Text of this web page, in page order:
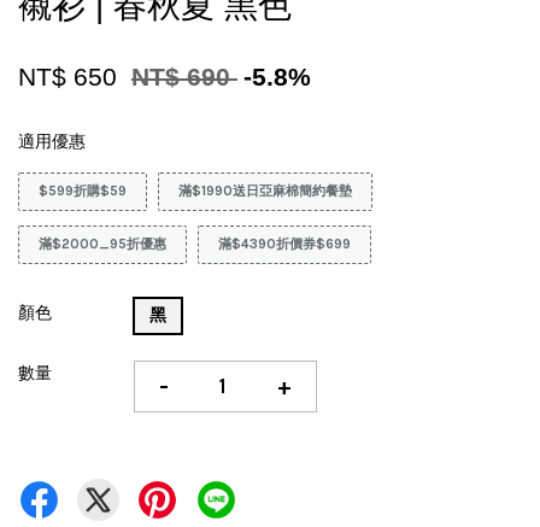
NT$ 650 NT$ 690 -5.8%
適用優惠
$599折購$59 滿$1990送日亞麻棉簡約餐墊
滿$2000_95折優惠 滿$4390折價券$699
顏色 黑
數量 - +